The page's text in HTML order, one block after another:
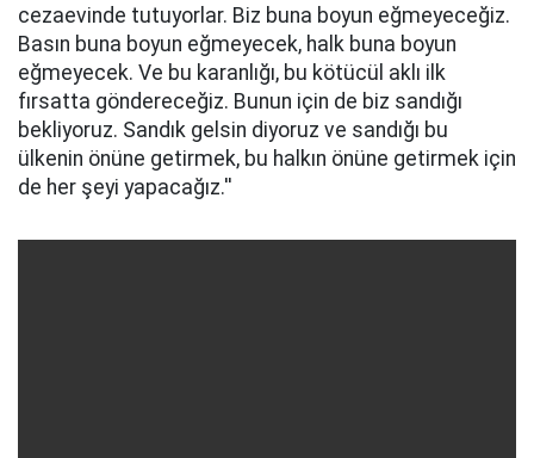
cezaevinde tutuyorlar. Biz buna boyun eğmeyeceğiz.
Basın buna boyun eğmeyecek, halk buna boyun
eğmeyecek. Ve bu karanlığı, bu kötücül aklı ilk
fırsatta göndereceğiz. Bunun için de biz sandığı
bekliyoruz. Sandık gelsin diyoruz ve sandığı bu
ülkenin önüne getirmek, bu halkın önüne getirmek için
de her şeyi yapacağız.''